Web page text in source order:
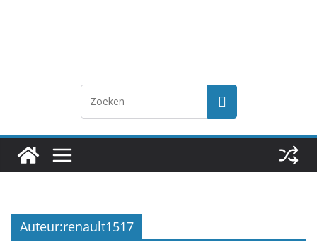
Auteur:renault1517